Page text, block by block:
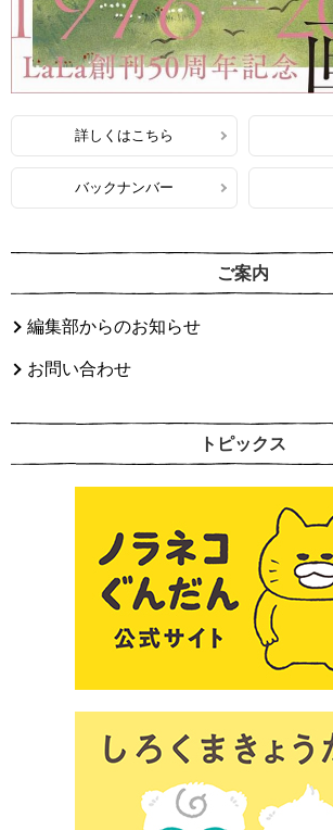
詳しくはこちら
バックナンバー
ご案内
編集部からのお知らせ
お問い合わせ
トピックス